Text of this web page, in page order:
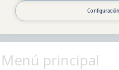
Menú principal